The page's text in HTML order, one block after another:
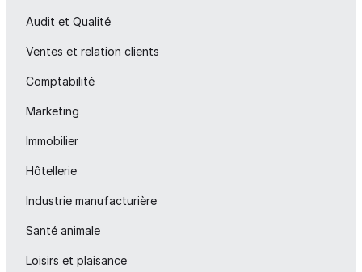
Audit et Qualité
Ventes et relation clients
Comptabilité
Marketing
Immobilier
Hôtellerie
Industrie manufacturière
Santé animale
Loisirs et plaisance